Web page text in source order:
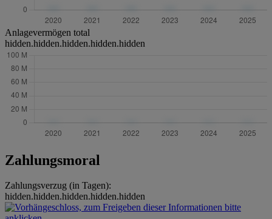
Anlagevermögen total
hidden.hidden.hidden.hidden.hidden
Zahlungsmoral
Zahlungsverzug (in Tagen):
hidden.hidden.hidden.hidden.hidden